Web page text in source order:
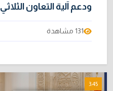
ودعم آلية التعاون الثلاثي
131 مشاهدة
3:45